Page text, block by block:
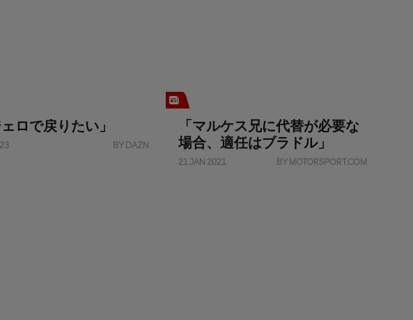
ェロで戻りたい」
BY DAZN
「マルケス兄に代替が必要な
場合、適任はブラドル」
21 JAN 2021 BY MOTORSPORT.COM